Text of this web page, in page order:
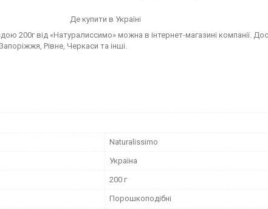
Де купити в Україні
200г від «Натуралиссимо» можна в інтернет-магазині компанії.
Рівне, Черкаси та інші.
Naturalissimo
Україна
200 г
Порошкоподібні